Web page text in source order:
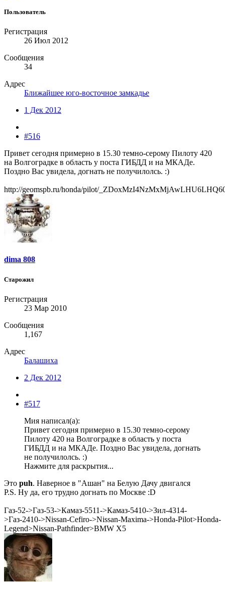
Пользователь
Регистрация
26 Июл 2012
Сообщения
34
Адрес
Ближайшее юго-восточное замкадье
1 Дек 2012
#516
Привет сегодня примерно в 15.30 темно-серому Пилоту 420
на Волгоградке в область у поста ГИБДД и на МКАДе.
Поздно Вас увидела, догнать не получилолсь. :)
http://geomspb.ru/honda/pilot/
dima 808
Старожил
Регистрация
23 Мар 2010
Сообщения
1,167
Адрес
Балашиха
2 Дек 2012
#517
Мия написал(а):
Привет сегодня примерно в 15.30 темно-серому
Пилоту 420 на Волгоградке в область у поста
ГИБДД и на МКАДе. Поздно Вас увидела, догнать
не получилолсь. :)
Нажмите для раскрытия...
Это puh. Наверное в "Ашан" на Белую Дачу двигался
P.S. Ну да, его трудно догнать по Москве :D
Газ-52->Газ-53->Камаз-5511->Камаз-5410->Зил-4314-
>Газ-2410->Nissan-Сefiro->Nissan-Мaxima->Honda-Рilot>Honda-
Legend>Nissan-Pathfinder>BMW X5